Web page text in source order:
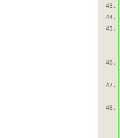
43.
44.
45.
46.
47.
48.